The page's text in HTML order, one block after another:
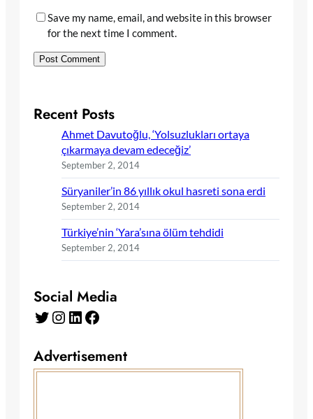
Save my name, email, and website in this browser
for the next time I comment.
Recent Posts
Ahmet Davutoğlu, ‘Yolsuzlukları ortaya
çıkarmaya devam edeceğiz’
September 2, 2014
Süryaniler’in 86 yıllık okul hasreti sona erdi
September 2, 2014
Türkiye’nin ‘Yara’sına ölüm tehdidi
September 2, 2014
Social Media
Twitter Instagram LinkedIn Facebook
Advertisement